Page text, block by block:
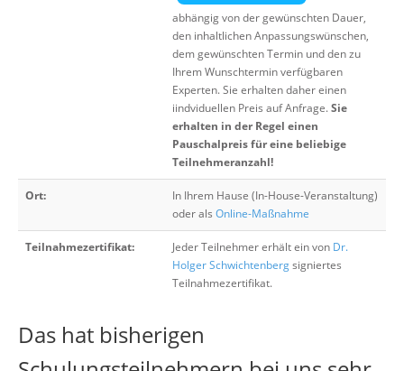
abhängig von der gewünschten Dauer,
den inhaltlichen Anpassungswünschen,
dem gewünschten Termin und den zu
Ihrem Wunschtermin verfügbaren
Experten. Sie erhalten daher einen
iindviduellen Preis auf Anfrage.Sie
erhalten in der Regel einen
Pauschalpreis für eine beliebige
Teilnehmeranzahl!
Ort:
In Ihrem Hause (In-House-Veranstaltung)
oder als Online-Maßnahme
Teilnahmezertifikat: Jeder Teilnehmer erhält ein von Dr.
Holger Schwichtenbergsigniertes
Teilnahmezertifikat.
Das hat bisherigen